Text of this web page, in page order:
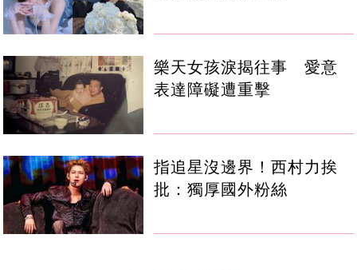
樂天女孩淚揭往事 愛意
表達障礙遭重擊
指追星沒邊界！西村力挨
批：獨厚國外粉絲